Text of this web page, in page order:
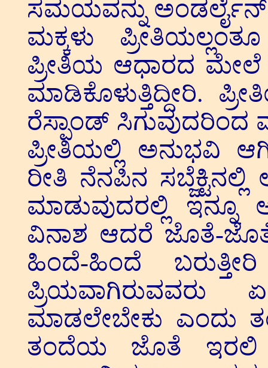
ಸಮಯವನ್ನು ಅಂಡರ್ಲೈನ್
ಮಕ್ಕಳು
ಪ್ರೀತಿಯ ಆಧಾರದ ಮೇಲೆ
ಮಾಡಿಕೊಳುತ್ತಿದ್ದೀರಿ.
ರೆಸ್ಪಾಂಡ್
ಪ್ರೀತಿಯಲ್ಲಿ ಅನುಭವಿ
ರೀತಿ ನೆನಪಿನ
ಮಾಡುವುದರಲ್ಲಿ
ವಿನಾಶ ಆದರೆ ಜೊತೆ-
ಹಿಂದೆ-ಹಿಂದೆ
ಪ್ರಿಯವಾಗಿರುವವರು
ಮಾಡಲೇಬೇಕು ಎಂದು
ತಂದೆಯ ಜೊತೆ ಇರಲಿ